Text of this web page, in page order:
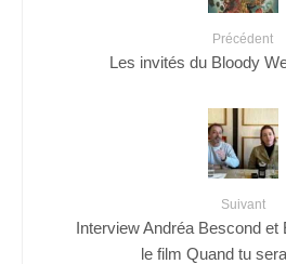
Précédent
Les invités du Bloody
Suivant
Interview Andréa Bescond et
le film Quand tu